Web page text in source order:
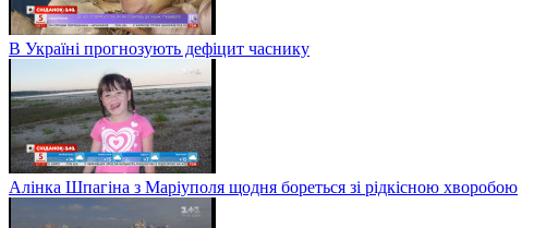
В Україні прогнозують дефіцит часнику
Алінка Шпагіна з Маріуполя щодня бореться зі рідкісною хворобою